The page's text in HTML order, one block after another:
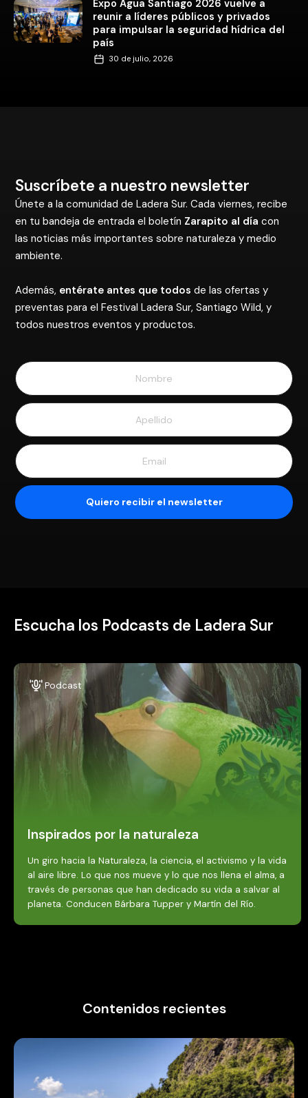
Expo Agua Santiago 2026 vuelve a
reunir a líderes públicos y privados
para impulsar la seguridad hídrica del
país
30 de julio, 2026
Suscríbete a nuestro newsletter
Únete a la comunidad de Ladera Sur. Cada viernes, recibe
en tu bandeja de entrada el boletín Zarapito al día con
las noticias más importantes sobre naturaleza y medio
ambiente.
Además, entérate antes que todos de las ofertas y
preventas para el Festival Ladera Sur, Santiago Wild, y
todos nuestros eventos y productos.
Escucha los Podcasts de Ladera Sur
Podcast
Inspirados por la naturaleza
Un giro hacia la Naturaleza, la ciencia, el activismo y la vida
al aire libre. Lo que nos mueve y lo que nos llena el alma, a
través de personas que han dedicado su vida a salvar al
planeta. Conducen Bárbara Tupper y Martín del Río.
Contenidos recientes